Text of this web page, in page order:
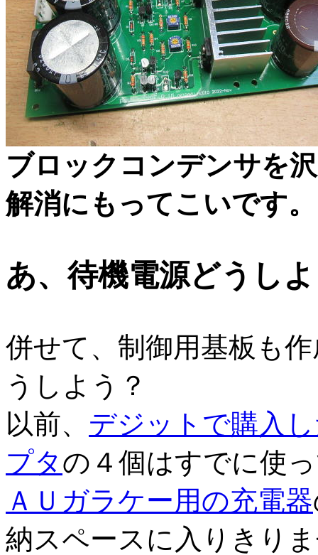
ブロックコンデンサを
解消にもってこいです。
あ、待機電源どうし
併せて、制御用基板も
うしよう？
以前、 デジットで購入
プタの４個はすでに使
ＡＵガラケー用の充電器
納スペースに入りきり